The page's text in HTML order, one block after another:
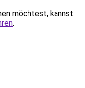
möchtest, kannst
.